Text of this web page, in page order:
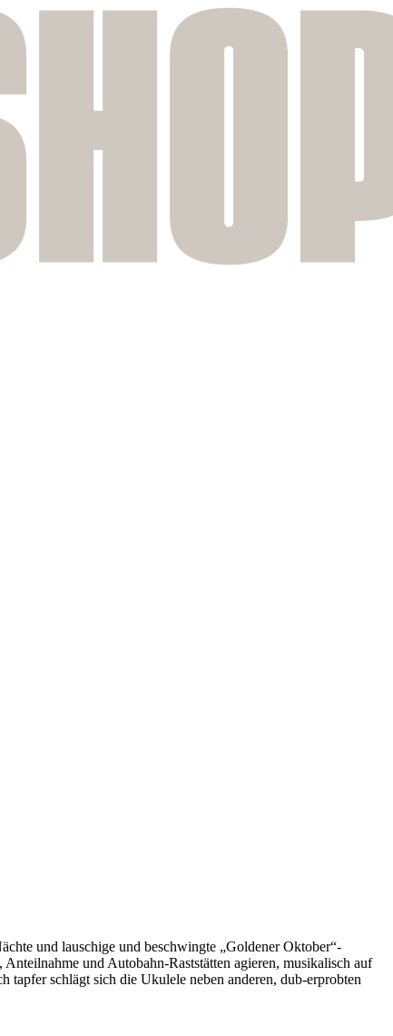
und lauschige und beschwingte „Goldener Oktober“-
und Autobahn-Raststätten agieren, musikalisch auf
schlägt sich die Ukulele neben anderen, dub-erprobten